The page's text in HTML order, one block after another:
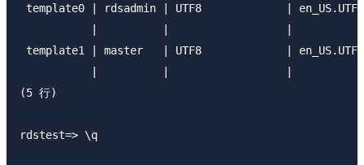
template0 | rdsadmin | UTF8             |
template1 | master   | UTF8             |
(5 行)
rdstest=> \q